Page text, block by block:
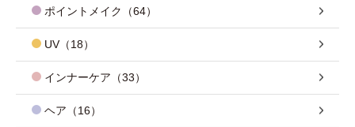
ポイントメイク（64）
UV（18）
インナーケア（33）
ヘア（16）